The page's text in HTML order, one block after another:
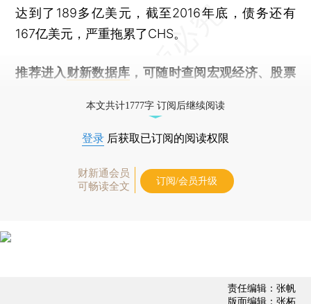
达到了189多亿美元，截至2016年底，债务还有
167亿美元，严重拖累了CHS。
推荐进入 财新数据库 ，可随时查阅宏观经济、股票
本文共计1777字 订阅后继续阅读
登录 后获取已订阅的阅读权限
财新通会员
可畅读全文
订阅/会员升级
责任编辑：张帆
版面编辑：张柘